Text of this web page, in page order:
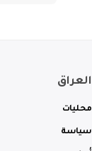
العراق
محليات
سياسة